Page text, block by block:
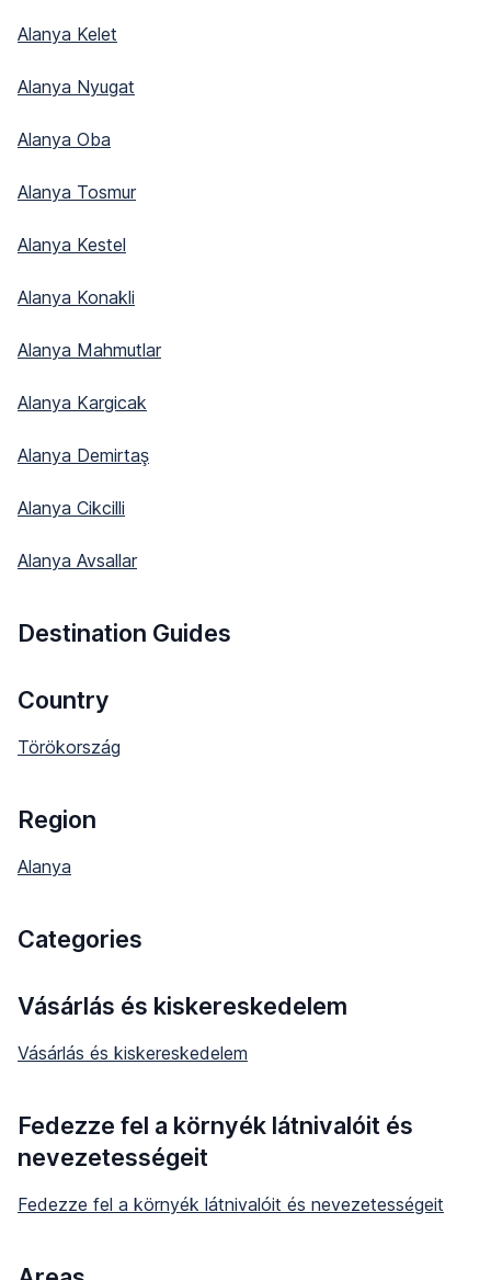
Alanya Kelet
Alanya Nyugat
Alanya Oba
Alanya Tosmur
Alanya Kestel
Alanya Konakli
Alanya Mahmutlar
Alanya Kargicak
Alanya Demirtaş
Alanya Cikcilli
Alanya Avsallar
Destination Guides
Country
Törökország
Region
Alanya
Categories
Vásárlás és kiskereskedelem
Vásárlás és kiskereskedelem
Fedezze fel a környék látnivalóit és
nevezetességeit
Fedezze fel a környék látnivalóit és nevezetességeit